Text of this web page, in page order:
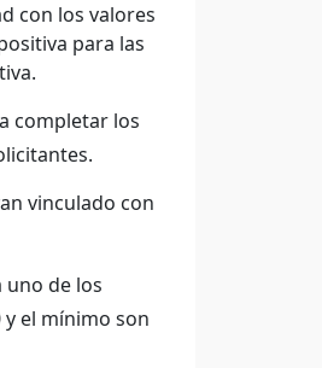
con los valores
para las
completar los
vinculado con
uno de los
el mínimo son